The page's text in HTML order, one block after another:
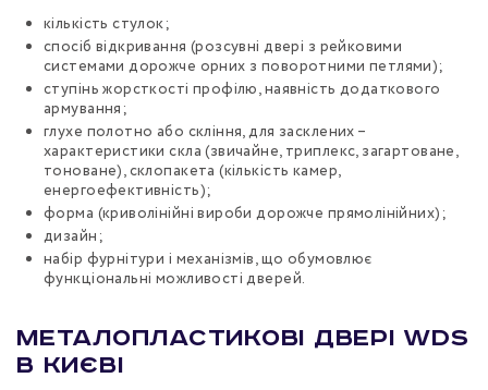
кількість стулок;
спосіб відкривання (розсувні двері з рейковими
системами дорожче орних з поворотними петлями);
ступінь жорсткості профілю, наявність додаткового
армування;
глухе полотно або скління, для засклених –
характеристики скла (звичайне, триплекс, загартоване,
тоноване), склопакета (кількість камер,
енергоефективність);
форма (криволінійні вироби дорожче прямолінійних);
дизайн;
набір фурнітури і механізмів, що обумовлює
функціональні можливості дверей.
Металопластикові двері WDS
в Києві